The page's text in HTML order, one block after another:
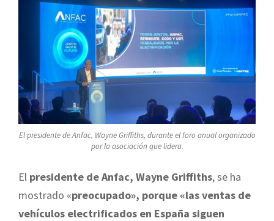
El presidente de Anfac, Wayne Griffiths, durante el foro anual organizado
por la asociación que lidera.
El presidente de Anfac, Wayne Griffiths, se ha
mostrado «preocupado», porque «las ventas de
vehículos electrificados en España siguen